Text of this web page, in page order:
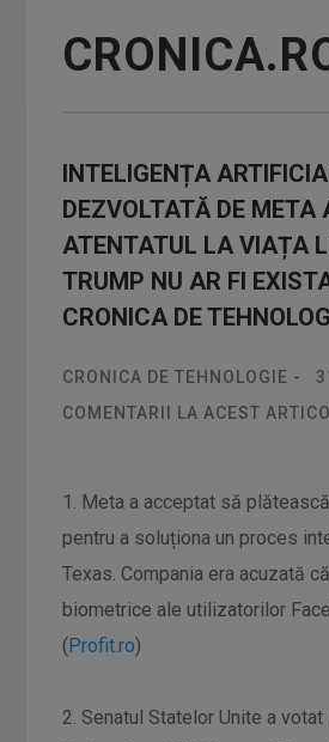
INTELIGENȚA
DEZVOLTATĂ DE META
ATENTATUL LA VIAȚA
TRUMP NU AR FI
CRONICA DE
CRONICA DE TEHNOLOGIE -
COMENTARII LA ACEST
1. Meta a acceptat să
pentru a soluționa un proces
Texas. Compania era acuzată
biometrice ale utilizatorilor
(Profit.ro)
2. Senatul Statelor Unite a votat